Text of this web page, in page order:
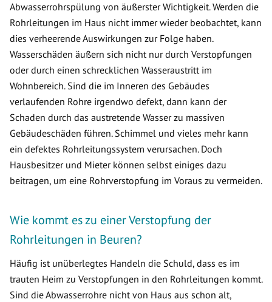
Abwasserrohrspülung von äußerster Wichtigkeit. Werden die
Rohrleitungen im Haus nicht immer wieder beobachtet, kann
dies verheerende Auswirkungen zur Folge haben.
Wasserschäden äußern sich nicht nur durch Verstopfungen
oder durch einen schrecklichen Wasseraustritt im
Wohnbereich. Sind die im Inneren des Gebäudes
verlaufenden Rohre irgendwo defekt, dann kann der
Schaden durch das austretende Wasser zu massiven
Gebäudeschäden führen. Schimmel und vieles mehr kann
ein defektes Rohrleitungssystem verursachen. Doch
Hausbesitzer und Mieter können selbst einiges dazu
beitragen, um eine Rohrverstopfung im Voraus zu vermeiden.
Wie kommt es zu einer Verstopfung der
Rohrleitungen in Beuren?
Häufig ist unüberlegtes Handeln die Schuld, dass es im
trauten Heim zu Verstopfungen in den Rohrleitungen kommt.
Sind die Abwasserrohre nicht von Haus aus schon alt,